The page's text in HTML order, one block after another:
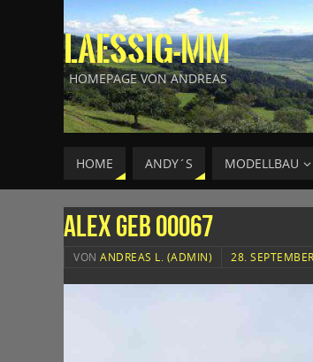
LAESSIG-MM
HOMEPAGE VON ANDREAS
HOME ANDY´S MODELLBAU
Alex Geb 00067
VON ANDREAS L. (ADMIN) 28.